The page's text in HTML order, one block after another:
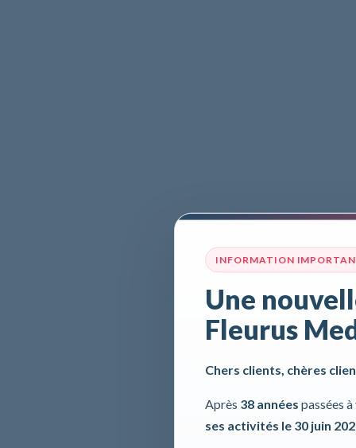
INFORMATION
Une
Fleurus
Chers clients, chères
Après 38 années passées
ses activités le 30 juin